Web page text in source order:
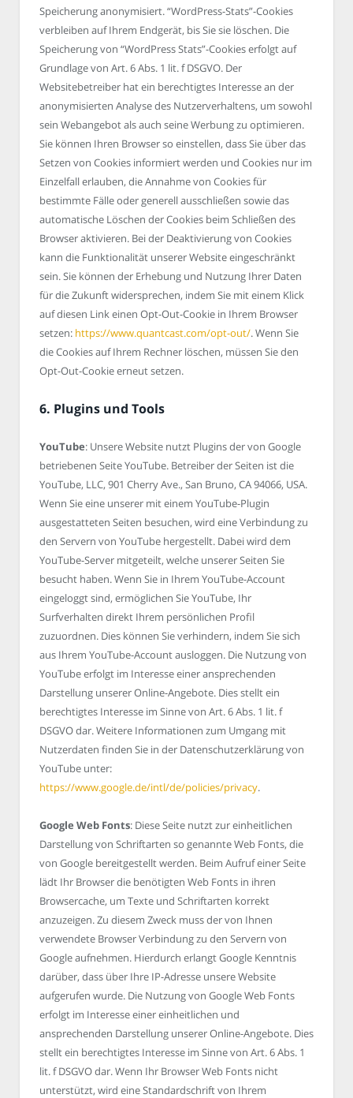
Speicherung anonymisiert. “WordPress-Stats”-Cookies
verbleiben auf Ihrem Endgerät, bis Sie sie löschen. Die
Speicherung von “WordPress Stats”-Cookies erfolgt auf
Grundlage von Art. 6 Abs. 1 lit. f DSGVO. Der
Websitebetreiber hat ein berechtigtes Interesse an der
anonymisierten Analyse des Nutzerverhaltens, um sowohl
sein Webangebot als auch seine Werbung zu optimieren.
Sie können Ihren Browser so einstellen, dass Sie über das
Setzen von Cookies informiert werden und Cookies nur im
Einzelfall erlauben, die Annahme von Cookies für
bestimmte Fälle oder generell ausschließen sowie das
automatische Löschen der Cookies beim Schließen des
Browser aktivieren. Bei der Deaktivierung von Cookies
kann die Funktionalität unserer Website eingeschränkt
sein. Sie können der Erhebung und Nutzung Ihrer Daten
für die Zukunft widersprechen, indem Sie mit einem Klick
auf diesen Link einen Opt-Out-Cookie in Ihrem Browser
setzen: https://www.quantcast.com/opt-out/. Wenn Sie
die Cookies auf Ihrem Rechner löschen, müssen Sie den
Opt-Out-Cookie erneut setzen.
6. Plugins und Tools
YouTube: Unsere Website nutzt Plugins der von Google
betriebenen Seite YouTube. Betreiber der Seiten ist die
YouTube, LLC, 901 Cherry Ave., San Bruno, CA 94066, USA.
Wenn Sie eine unserer mit einem YouTube-Plugin
ausgestatteten Seiten besuchen, wird eine Verbindung zu
den Servern von YouTube hergestellt. Dabei wird dem
YouTube-Server mitgeteilt, welche unserer Seiten Sie
besucht haben. Wenn Sie in Ihrem YouTube-Account
eingeloggt sind, ermöglichen Sie YouTube, Ihr
Surfverhalten direkt Ihrem persönlichen Profil
zuzuordnen. Dies können Sie verhindern, indem Sie sich
aus Ihrem YouTube-Account ausloggen. Die Nutzung von
YouTube erfolgt im Interesse einer ansprechenden
Darstellung unserer Online-Angebote. Dies stellt ein
berechtigtes Interesse im Sinne von Art. 6 Abs. 1 lit. f
DSGVO dar. Weitere Informationen zum Umgang mit
Nutzerdaten finden Sie in der Datenschutzerklärung von
YouTube unter:
https://www.google.de/intl/de/policies/privacy.
Google Web Fonts: Diese Seite nutzt zur einheitlichen
Darstellung von Schriftarten so genannte Web Fonts, die
von Google bereitgestellt werden. Beim Aufruf einer Seite
lädt Ihr Browser die benötigten Web Fonts in ihren
Browsercache, um Texte und Schriftarten korrekt
anzuzeigen. Zu diesem Zweck muss der von Ihnen
verwendete Browser Verbindung zu den Servern von
Google aufnehmen. Hierdurch erlangt Google Kenntnis
darüber, dass über Ihre IP-Adresse unsere Website
aufgerufen wurde. Die Nutzung von Google Web Fonts
erfolgt im Interesse einer einheitlichen und
ansprechenden Darstellung unserer Online-Angebote. Dies
stellt ein berechtigtes Interesse im Sinne von Art. 6 Abs. 1
lit. f DSGVO dar. Wenn Ihr Browser Web Fonts nicht
unterstützt, wird eine Standardschrift von Ihrem